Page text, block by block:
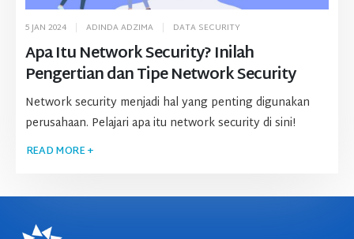
Apa Itu Network Security? Inilah
Pengertian dan Tipe Network Security
5 JAN 2024 ADINDA ADZIMA DATA SECURITY
Network security menjadi hal yang penting digunakan
perusahaan. Pelajari apa itu network security di sini!
READ MORE +